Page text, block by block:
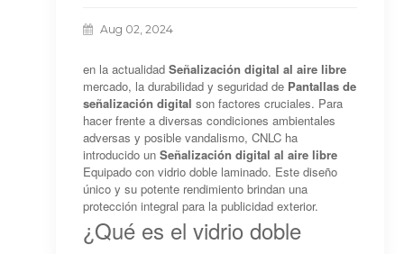
Aug 02, 2024
en la actualidadSeñalización digital al aire libre
mercado, la durabilidad y seguridad de Pantallas de
señalización digital son factores cruciales. Para
hacer frente a diversas condiciones ambientales
adversas y posible vandalismo, CNLC ha
introducido unSeñalización digital al aire libre
Equipado con vidrio doble laminado. Este diseño
único y su potente rendimiento brindan una
protección integral para la publicidad exterior.
¿Qué es el vidrio doble